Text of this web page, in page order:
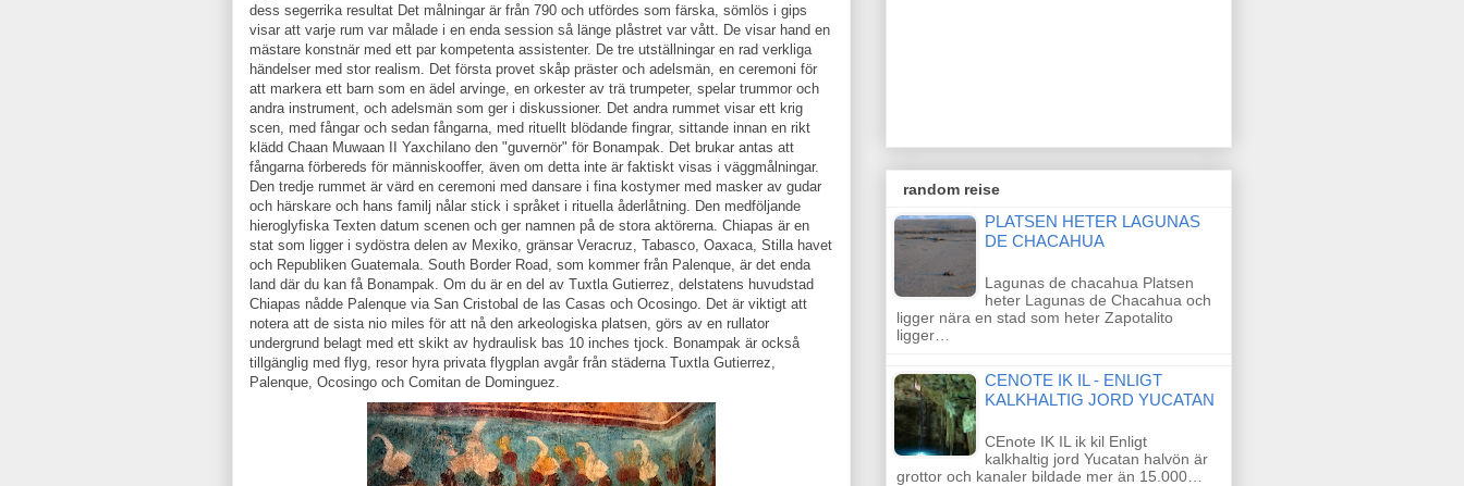
dess segerrika resultat Det målningar är från 790 och utfördes som färska, sömlös i gips
visar att varje rum var målade i en enda session så länge plåstret var vått. De visar hand en
mästare konstnär med ett par kompetenta assistenter. De tre utställningar en rad verkliga
händelser med stor realism. Det första provet skåp präster och adelsmän, en ceremoni för
att markera ett barn som en ädel arvinge, en orkester av trä trumpeter, spelar trummor och
andra instrument, och adelsmän som ger i diskussioner. Det andra rummet visar ett krig
scen, med fångar och sedan fångarna, med rituellt blödande fingrar, sittande innan en rikt
klädd Chaan Muwaan II Yaxchilano den "guvernör" för Bonampak. Det brukar antas att
fångarna förbereds för människooffer, även om detta inte är faktiskt visas i väggmålningar.
Den tredje rummet är värd en ceremoni med dansare i fina kostymer med masker av gudar
och härskare och hans familj nålar stick i språket i rituella åderlåtning. Den medföljande
hieroglyfiska Texten datum scenen och ger namnen på de stora aktörerna. Chiapas är en
stat som ligger i sydöstra delen av Mexiko, gränsar Veracruz, Tabasco, Oaxaca, Stilla havet
och Republiken Guatemala. South Border Road, som kommer från Palenque, är det enda
land där du kan få Bonampak. Om du är en del av Tuxtla Gutierrez, delstatens huvudstad
Chiapas nådde Palenque via San Cristobal de las Casas och Ocosingo. Det är viktigt att
notera att de sista nio miles för att nå den arkeologiska platsen, görs av en rullator
undergrund belagt med ett skikt av hydraulisk bas 10 inches tjock. Bonampak är också
tillgänglig med flyg, resor hyra privata flygplan avgår från städerna Tuxtla Gutierrez,
Palenque, Ocosingo och Comitan de Dominguez.
random reise
PLATSEN HETER LAGUNAS
DE CHACAHUA
Lagunas de chacahua Platsen
heter Lagunas de Chacahua och
ligger nära en stad som heter Zapotalito
ligger…
CENOTE IK IL - ENLIGT
KALKHALTIG JORD YUCATAN
CEnote IK IL ik kil Enligt
kalkhaltig jord Yucatan halvön är
grottor och kanaler bildade mer än 15.000…